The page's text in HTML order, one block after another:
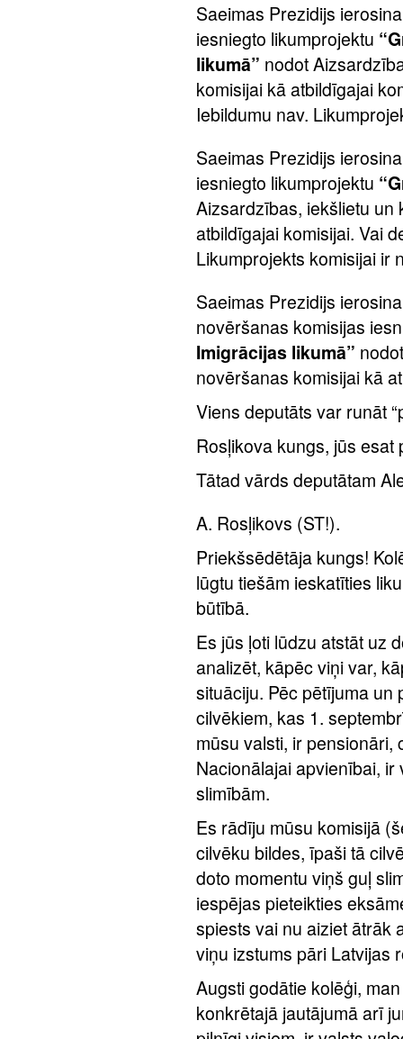
Saeimas Prezidijs
iesniegto likumprojektu
likumā” nodot
komisijai kā atbildīgajai
Iebildumu nav.
Saeimas Prezidijs
iesniegto likumprojektu
Aizsardzības, iekšlietu
atbildīgajai komisijai. Vai
Likumprojekts komisijai ir
Saeimas Prezidijs
novēršanas komisijas
Imigrācijas likumā”
novēršanas komisijai kā
Viens deputāts var runāt
Rosļikova kungs, jūs esat
Tātad vārds deputātam
A. Rosļikovs (ST!).
Priekšsēdētāja kungs!
lūgtu tiešām ieskatīties
būtībā.
Es jūs ļoti lūdzu atstāt uz
analizēt, kāpēc viņi var,
situāciju. Pēc pētījuma un
cilvēkiem, kas 1.
mūsu valsti, ir pensionāri,
Nacionālajai apvienībai,
slimībām.
Es rādīju mūsu komisijā
cilvēku bildes, īpaši tā
doto momentu viņš guļ
iespējas pieteikties
spiests vai nu aiziet ātrāk
viņu izstums pāri Latvijas
Augsti godātie kolēģi,
konkrētajā jautājumā arī